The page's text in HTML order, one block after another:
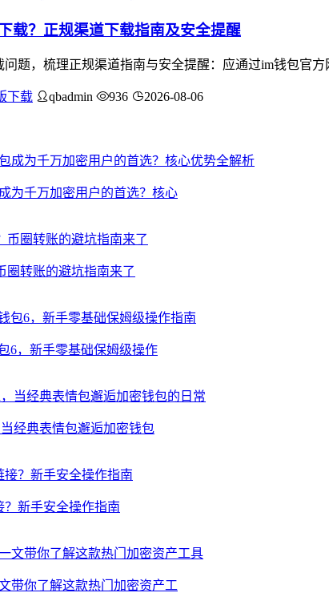
载？正规渠道下载指南及安全提醒
题，梳理正规渠道指南与安全提醒：应通过im钱包官
下载 qbadmin 936 2026-08-06
为千万加密用户的首选？核心
圈转账的避坑指南来了
6，新手零基础保姆级操作
当经典表情包邂逅加密钱包
新手安全操作指南
带你了解这款热门加密资产工